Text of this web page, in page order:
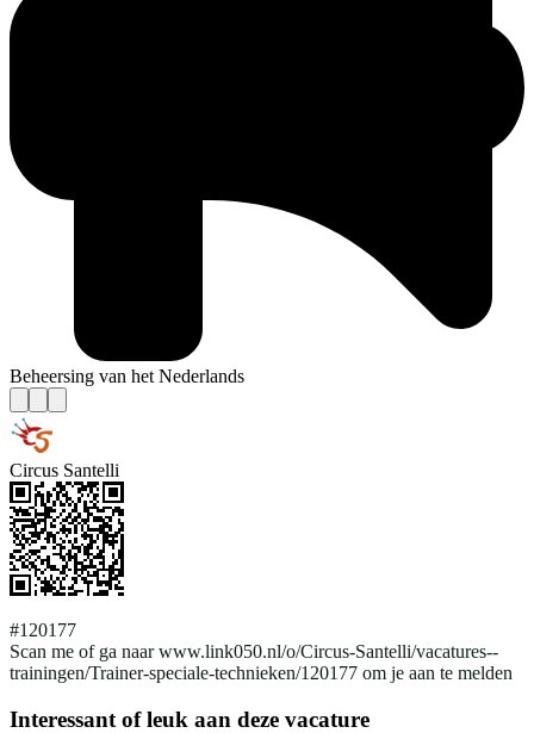
Beheersing van het Nederlands
Circus Santelli
#120177
Scan me of ga naar www.link050.nl/o/Circus-Santelli/vacatures--
trainingen/Trainer-speciale-technieken/120177 om je aan te melden
Interessant of leuk aan deze vacature